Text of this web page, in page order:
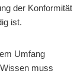
der Konformität
ist.
Umfang
muss